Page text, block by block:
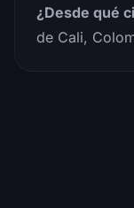
¿Desde qué
de Cali,